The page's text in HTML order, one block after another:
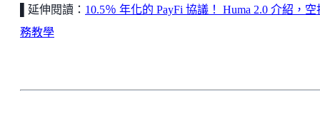
▌延伸閱讀： 10.5％ 年化的 PayFi 協議！ Huma 2.0 介紹，空
務教學